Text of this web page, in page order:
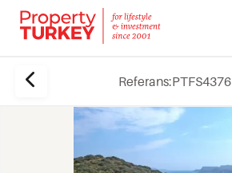
Referans:PTFS4376